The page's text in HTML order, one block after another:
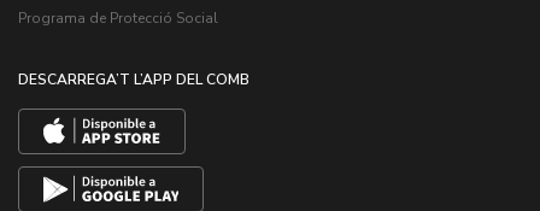
Programa de Protecció Social
DESCARREGA’T L’APP DEL COMB